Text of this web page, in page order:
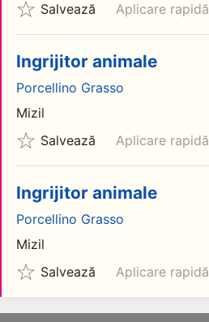
Salvează
Aplicare rapidă
Ingrijitor animale
Porcellino Grasso
Mizil
Salvează
Aplicare rapidă
Ingrijitor animale
Porcellino Grasso
Mizil
Salvează
Aplicare rapidă